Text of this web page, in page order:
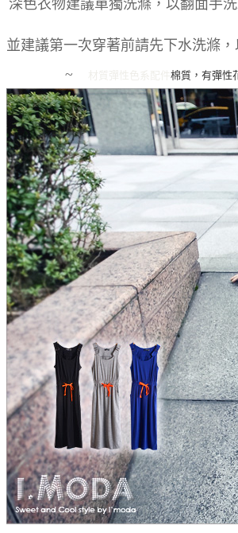
深色衣物建議單獨洗滌，以翻面手
並建議第一次穿著前請先下水洗滌
~
棉質，有彈性